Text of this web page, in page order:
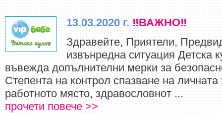
13.03.2020 г. ‼️ВАЖНО‼️
Здравейте, Приятели,
извънредна ситуация Детска
въвежда допълнителни мерки за
Степента на контрол спазване на личната
работното място, здравословнот ...
прочети повече >>